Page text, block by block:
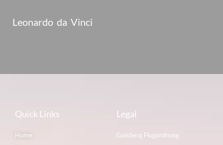
Leonardo da Vinci
Quick Links
Home
Legal
Gaisberg Flugordnung